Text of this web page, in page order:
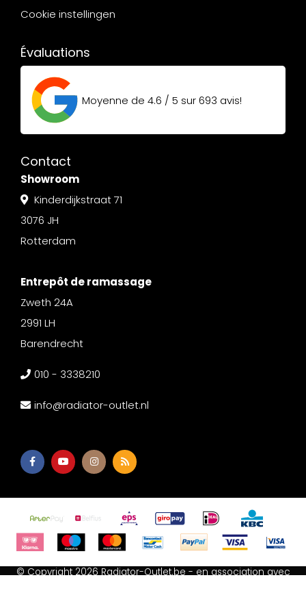
Cookie instellingen
Évaluations
Moyenne de 4.6 / 5 sur693 avis!
Contact
Showroom
Kinderdijkstraat 71
3076 JH
Rotterdam
Entrepôt de ramassage
Zweth 24A
2991 LH
Barendrecht
010 - 3338210
info@radiator-outlet.nl
© Copyright 2026 Radiator-Outlet.be - en association avec